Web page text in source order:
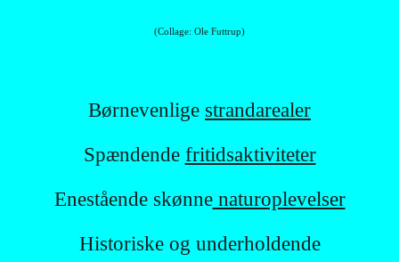
(Collage: Ole Futtrup)
Børnevenlige strandarealer
Spændende fritidsaktiviteter
Enestående skønnenaturoplevelser
Historiske og underholdende